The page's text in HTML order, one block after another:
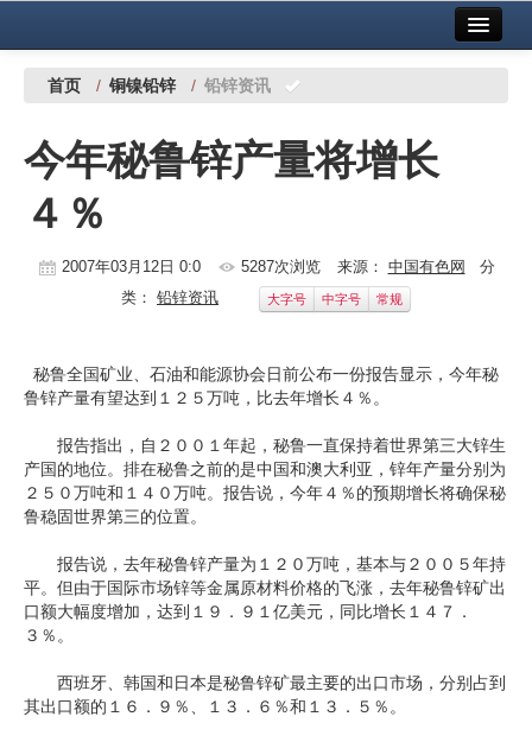
中国有色金属报社主办 广告服务
铜镍铅锌
铝
稀有稀土
科技
地矿 建设
党建工作
企业文化
《资源再生》杂志
数字报
首页 / 铜镍铅锌 / 铅锌资讯
今年秘鲁锌产量将增长
４％
2007年03月12日 0:0 5287次浏览 来源： 中国有色网 分
类： 铅锌资讯 大字号 中字号 常规
秘鲁全国矿业、石油和能源协会日前公布一份报告显示，今年秘
鲁锌产量有望达到１２５万吨，比去年增长４％。
报告指出，自２００１年起，秘鲁一直保持着世界第三大锌生
产国的地位。排在秘鲁之前的是中国和澳大利亚，锌年产量分别为
２５０万吨和１４０万吨。报告说，今年４％的预期增长将确保秘
鲁稳固世界第三的位置。
报告说，去年秘鲁锌产量为１２０万吨，基本与２００５年持
平。但由于国际市场锌等金属原材料价格的飞涨，去年秘鲁锌矿出
口额大幅度增加，达到１９．９１亿美元，同比增长１４７．
３％。
西班牙、韩国和日本是秘鲁锌矿最主要的出口市场，分别占到
其出口额的１６．９％、１３．６％和１３．５％。